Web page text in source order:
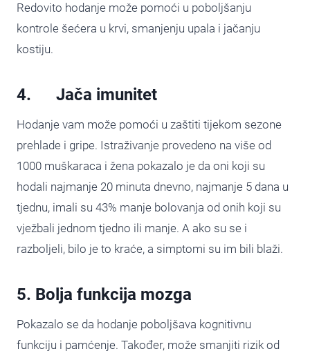
Redovito hodanje može pomoći u poboljšanju
kontrole šećera u krvi, smanjenju upala i jačanju
kostiju.
4. Jača imunitet
Hodanje vam može pomoći u zaštiti tijekom sezone
prehlade i gripe. Istraživanje provedeno na više od
1000 muškaraca i žena pokazalo je da oni koji su
hodali najmanje 20 minuta dnevno, najmanje 5 dana u
tjednu, imali su 43% manje bolovanja od onih koji su
vježbali jednom tjedno ili manje. A ako su se i
razboljeli, bilo je to kraće, a simptomi su im bili blaži.
5. Bolja funkcija mozga
Pokazalo se da hodanje poboljšava kognitivnu
funkciju i pamćenje. Također, može smanjiti rizik od